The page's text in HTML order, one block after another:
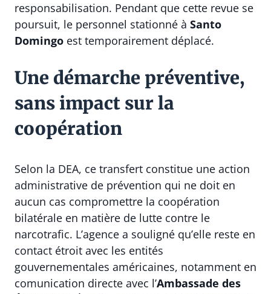
responsabilisation. Pendant que cette revue se
poursuit, le personnel stationné à Santo
Domingo est temporairement déplacé.
Une démarche préventive,
sans impact sur la
coopération
Selon la DEA, ce transfert constitue une action
administrative de prévention qui ne doit en
aucun cas compromettre la coopération
bilatérale en matière de lutte contre le
narcotrafic. L’agence a souligné qu’elle reste en
contact étroit avec les entités
gouvernementales américaines, notamment en
comunication directe avec l’Ambassade des